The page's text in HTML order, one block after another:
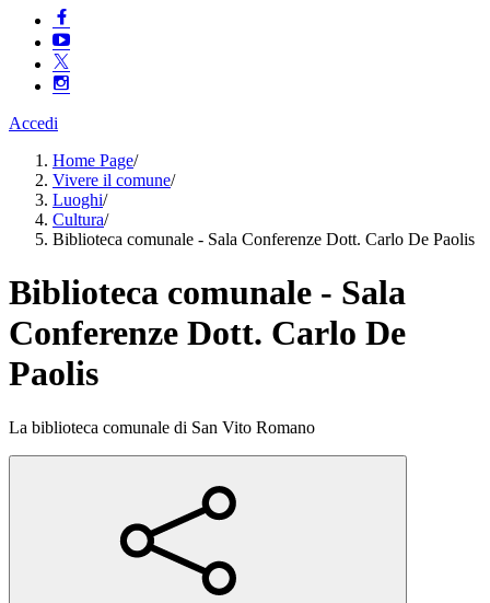
Accedi
Home Page/
Vivere il comune/
Luoghi/
Cultura/
Biblioteca comunale - Sala Conferenze Dott. Carlo De Paolis
Biblioteca comunale - Sala
Conferenze Dott. Carlo De
Paolis
La biblioteca comunale di San Vito Romano